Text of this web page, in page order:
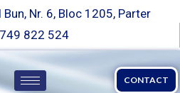
Nr. 6, Bloc 1205, Parter
822 524
CONTACT